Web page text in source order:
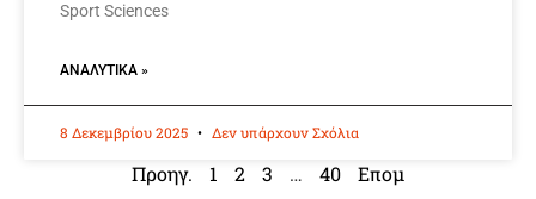
Sport Sciences
ΑΝΑΛΥΤΙΚΆ »
8 Δεκεμβρίου 2025 Δεν υπάρχουν Σχόλια
Προηγ. 1 2 3 … 40 Επομ